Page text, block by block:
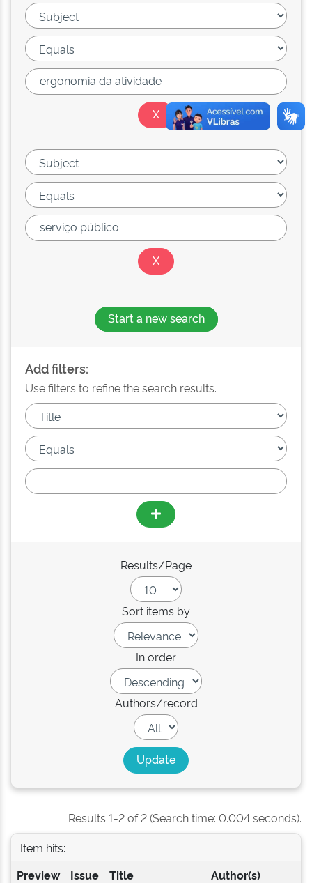
Start a new search
Add filters:
Use filters to refine the search results.
Results/Page
Sort items by
In order
Authors/record
Results 1-2 of 2 (Search time: 0.004 seconds).
Item hits:
Preview
Issue
Title Author(s)